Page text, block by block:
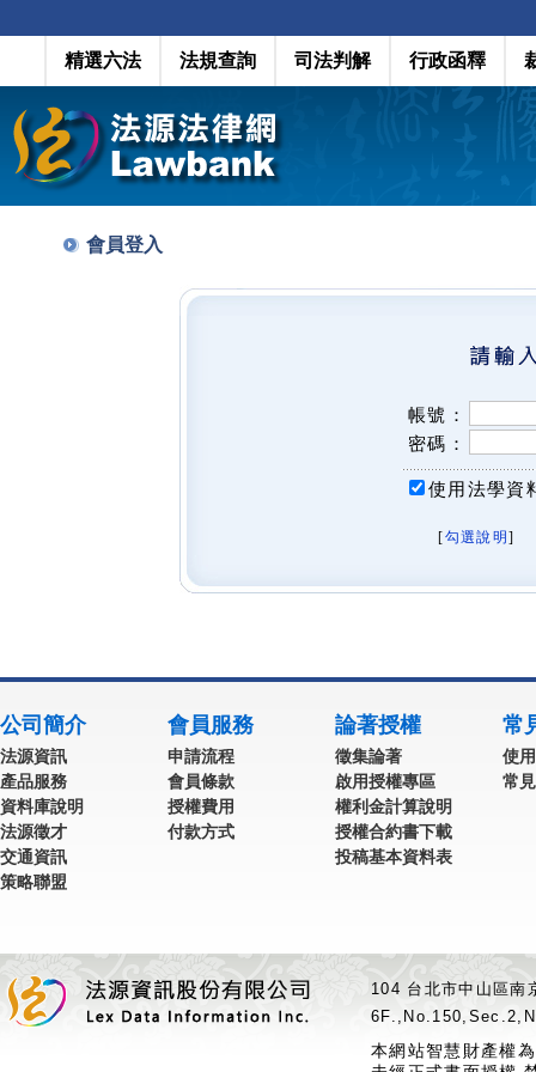
精選六法 法規查詢 司法判解 行政函釋
會員登入
帳號：
密碼：
使用法學資
[勾選說明 ]
公司簡介
法源資訊
產品服務
資料庫說明
法源徵才
交通資訊
策略聯盟
會員服務
申請流程
會員條款
授權費用
付款方式
論著授權
徵集論著
啟用授權專區
權利金計算說明
授權合約書下載
投稿基本資料表
常
使
常
104 台北市中山區
本網站智慧財產權